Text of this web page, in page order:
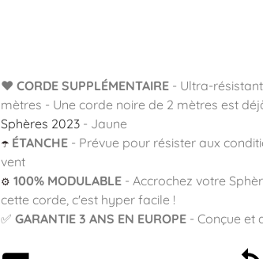
❤️ CORDE SUPPLÉMENTAIRE- Ultra-
mètres - Une corde noire de 2 mètres est
Sphères 2023- Jaune
☂️ ÉTANCHE- Prévue pour résister aux
vent
⚙️ 100% MODULABLE- Accrochez votre
cette corde, c'est hyper facile !
✅ GARANTIE 3 ANS EN EUROPE- Conçue et